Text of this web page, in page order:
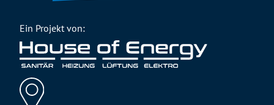
Ein Projekt von: